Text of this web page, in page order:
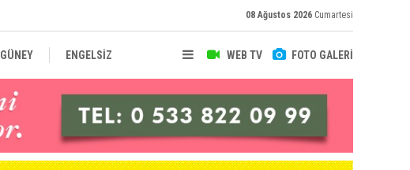
08 Ağustos 2026 Cumartesi
WEB TV FOTO GALERİ
GÜNEY ENGELSİZ